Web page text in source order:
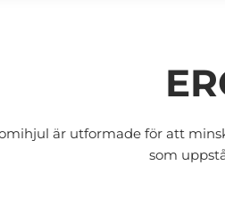
är utformade för att
som